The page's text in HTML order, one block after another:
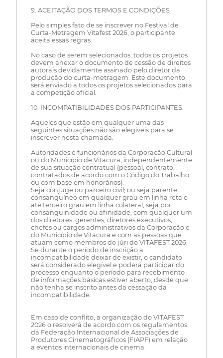
9. ACEITAÇÃO DOS TERMOS E CONDIÇÕES
Pelo simples fato de se inscrever no Festival de
Curta-Metragem Vitafest 2026, o participante
aceita essas regras.
No caso de serem selecionados, todos os projetos
devem anexar o documento de cessão de direitos
autorais devidamente assinado pelo diretor da
produção do curta-metragem. Este documento
será enviado a todos os projetos selecionados para
a competição oficial.
10. INCOMPATIBILIDADES DOS PARTICIPANTES.
Aqueles que estão em qualquer uma das
seguintes situações não são elegíveis para se
inscrever nesta chamada:
Autoridades e funcionários da Corporação Cultural
ou do Município de Vitacura, independentemente
de sua situação contratual (pessoal, contrato,
contratados de acordo com o Código do Trabalho
ou com base em honorários).
Seja cônjuge ou parceiro civil; ou seja parente
consanguíneo em qualquer grau em linha reta e
até terceiro grau em linha colateral, seja por
consanguinidade ou afinidade, com qualquer um
dos diretores, gerentes, diretores executivos,
chefes ou cargos administrativos da Corporação e
do Município de Vitacura e com as pessoas que
atuam como membros do júri do VITAFEST 2026.
Se durante o período de inscrição a
incompatibilidade deixar de existir, o candidato
será considerado elegível e poderá participar do
processo enquanto o período para recebimento
de informações básicas estiver aberto, desde que
não tenha se inscrito antes da cessação da
incompatibilidade.
Em caso de conflito, a organização do VITAFEST
2026 o resolverá de acordo com os regulamentos
da Federação Internacional de Associações de
Produtores Cinematográficos (FIAPF) em relação
a eventos internacionais de cinema.